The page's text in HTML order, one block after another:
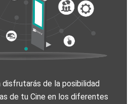
de la posibilidad
de tu Cine en los diferentes